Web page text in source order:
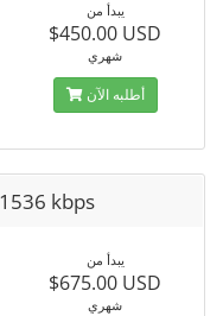
يبدأ من
$450.00 USD
شهري
أطلبه الآن
kbps
يبدأ من
$675.00 USD
شهري